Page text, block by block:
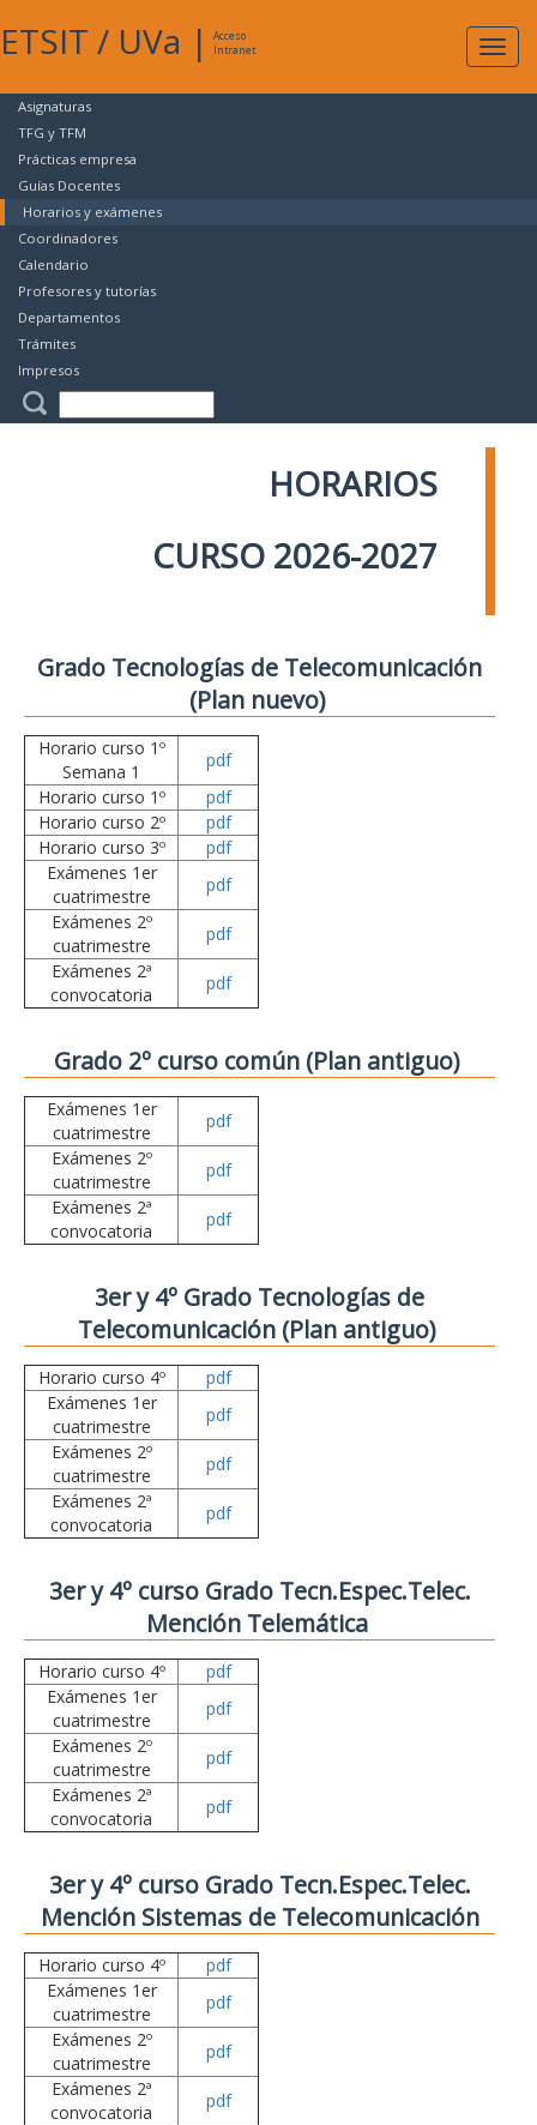
ETSIT / UVa |
Acceso
Intranet
Asignaturas
TFG y TFM
Prácticas empresa
Guías Docentes
Horarios y exámenes
Coordinadores
Calendario
Profesores y tutorías
Departamentos
Trámites
Impresos
HORARIOS
CURSO 2026-2027
Grado Tecnologías de Telecomunicación
(Plan nuevo)
Horario curso 1º
Semana 1
pdf
Horario curso 1º
pdf
Horario curso 2º
pdf
Horario curso 3º
pdf
Exámenes 1er
cuatrimestre
pdf
Exámenes 2º
cuatrimestre
pdf
Exámenes 2ª
convocatoria
pdf
Grado 2º curso común (Plan antiguo)
Exámenes 1er
cuatrimestre
pdf
Exámenes 2º
cuatrimestre
pdf
Exámenes 2ª
convocatoria
pdf
3er y 4º Grado Tecnologías de
Telecomunicación (Plan antiguo)
Horario curso 4º
pdf
Exámenes 1er
cuatrimestre
pdf
Exámenes 2º
cuatrimestre
pdf
Exámenes 2ª
convocatoria
pdf
3er y 4º curso Grado Tecn.Espec.Telec.
Mención Telemática
Horario curso 4º
pdf
Exámenes 1er
cuatrimestre
pdf
Exámenes 2º
cuatrimestre
pdf
Exámenes 2ª
convocatoria
pdf
3er y 4º curso Grado Tecn.Espec.Telec.
Mención Sistemas de Telecomunicación
Horario curso 4º
pdf
Exámenes 1er
cuatrimestre
pdf
Exámenes 2º
cuatrimestre
pdf
Exámenes 2ª
convocatoria
pdf